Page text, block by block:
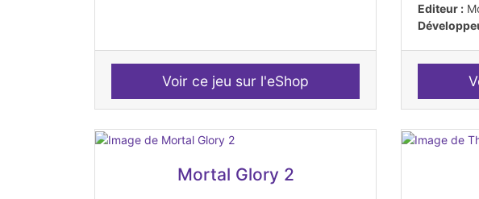
Voir ce jeu sur l'eShop
Editeur :
Mortal Glory 2